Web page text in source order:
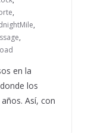
,
,
,
en la
los
Así, con